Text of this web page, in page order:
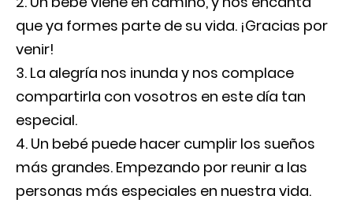
que ya formes parte de su vida. ¡Gracias por
venir!
La alegría nos inunda y nos complace
compartirla con vosotros en este día tan
especial.
Un bebé puede hacer cumplir los sueños
más grandes. Empezando por reunir a las
personas más especiales en nuestra vida.